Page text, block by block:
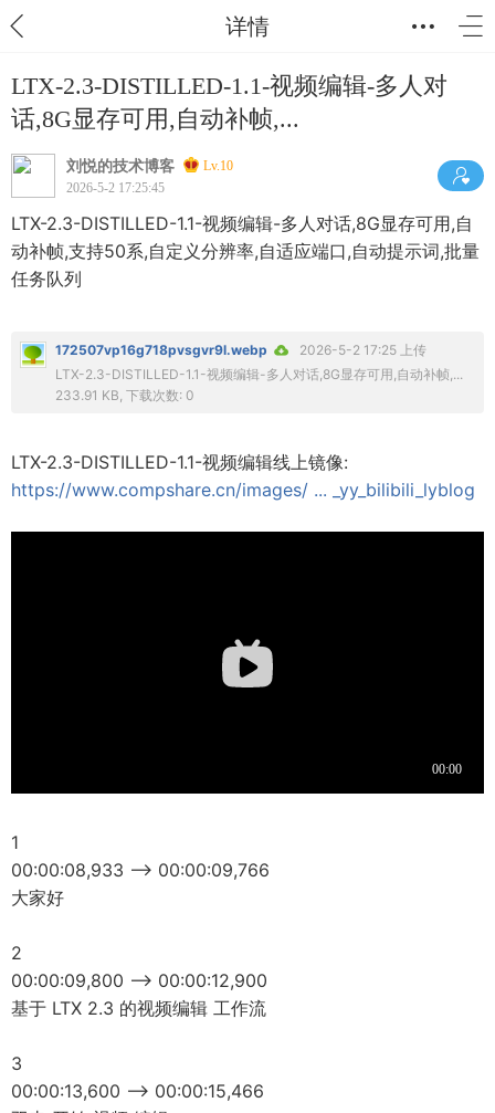
详情
LTX-2.3-DISTILLED-1.1-视频编辑-多人对
话,8G显存可用,自动补帧,...
刘悦的技术博客
Lv.10
2026-5-2 17:25:45
LTX-2.3-DISTILLED-1.1-视频编辑-多人对话,8G显存可用,自
动补帧,支持50系,自定义分辨率,自适应端口,自动提示词,批量
任务队列
172507vp16g718pvsgvr9l.webp
2026-5-2 17:25 上传
LTX-2.3-DISTILLED-1.1-视频编辑-多人对话,8G显存可用,自动补帧,...
233.91 KB, 下载次数: 0
LTX-2.3-DISTILLED-1.1-视频编辑线上镜像:
https://www.compshare.cn/images/ ... _yy_bilibili_lyblog
1
00:00:08,933 --> 00:00:09,766
大家好
2
00:00:09,800 --> 00:00:12,900
基于 LTX 2.3 的视频编辑 工作流
3
00:00:13,600 --> 00:00:15,466